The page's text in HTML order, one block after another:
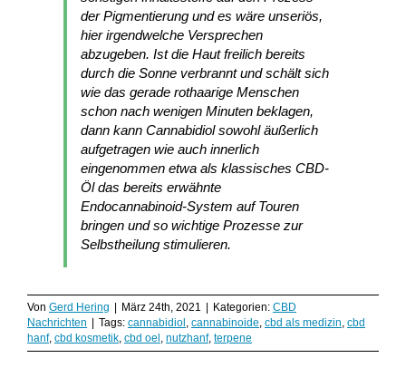
der Pigmentierung und es wäre unseriös,
hier irgendwelche Versprechen
abzugeben. Ist die Haut freilich bereits
durch die Sonne verbrannt und schält sich
wie das gerade rothaarige Menschen
schon nach wenigen Minuten beklagen,
dann kann Cannabidiol sowohl äußerlich
aufgetragen wie auch innerlich
eingenommen etwa als klassisches CBD-
Öl das bereits erwähnte
Endocannabinoid-System auf Touren
bringen und so wichtige Prozesse zur
Selbstheilung stimulieren.
Von Gerd Hering | März 24th, 2021 | Kategorien: CBD
Nachrichten | Tags: cannabidiol, cannabinoide, cbd als medizin, cbd
hanf, cbd kosmetik, cbd oel, nutzhanf, terpene